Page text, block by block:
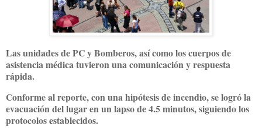
Las unidades de PC y Bomberos, así como los cuerpos de
asistencia médica tuvieron una comunicación y respuesta
rápida.
Conforme al reporte, con una hipótesis de incendio, se logró la
evacuación del lugar en un lapso de 4.5 minutos, siguiendo los
protocolos establecidos.